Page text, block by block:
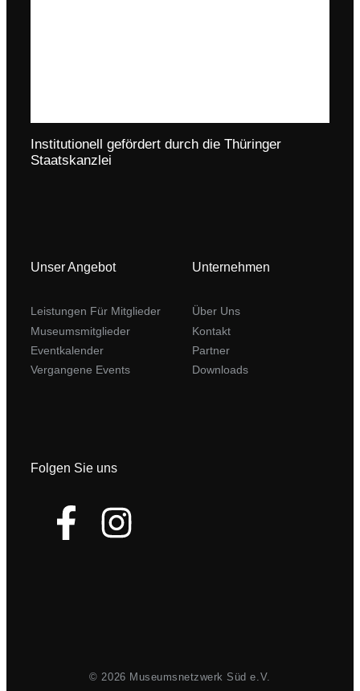
Institutionell gefördert durch die Thüringer
Staatskanzlei
Unser Angebot
Leistungen Für Mitglieder
Museumsmitglieder
Eventkalender
Vergangene Events
Unternehmen
Über Uns
Kontakt
Partner
Downloads
Folgen Sie uns
© 2026 Museumsnetzwerk Süd e.V.